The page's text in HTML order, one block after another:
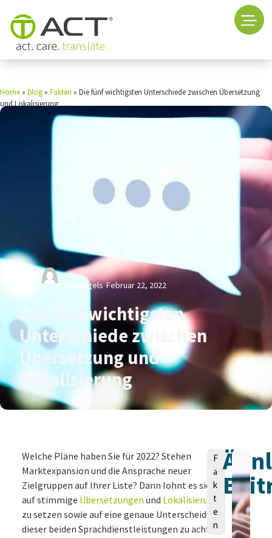
Home » Blog » Fakten » Die fünf wichtigsten Unterschiede zwischen Übersetzung
und Lokalisierung
VonLaura Mangels Februar 22, 2022
Die fünf wichtigsten
Unterschiede zwischen
Übersetzung und
Lokalisierung
Welche Pläne haben Sie für 2022? Stehen
Marktexpansion und die Ansprache neuer
Zielgruppen auf Ihrer Liste? Dann lohnt es sich,
auf stimmige Übersetzungen und Lokalisierung
zu setzen sowie auf eine genaue Unterscheidung
dieser beiden Sprachdienstleistungen zu achten.
V
o
F
a
k
t
e
n